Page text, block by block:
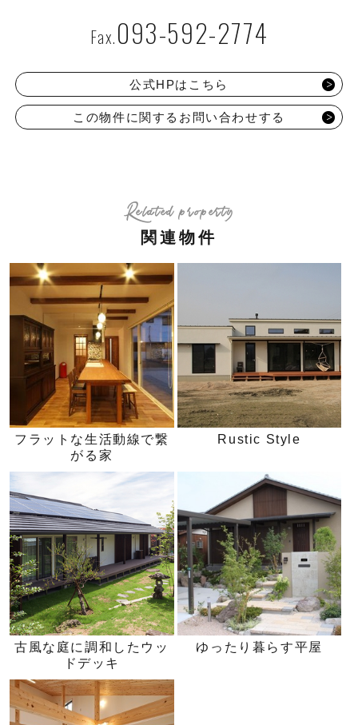
093-592-2774
公式HPはこちら
この物件に関するお問い合わせする
Related property
関連物件
フラットな生活動線で繋
がる家
Rustic Style
古風な庭に調和したウッ
ドデッキ
ゆったり暮らす平屋